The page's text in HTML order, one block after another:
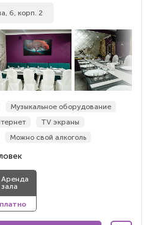
6, корп. 2
Музыкальное оборудование
TV экраны
Можно свой алкоголь
Аренда
зала